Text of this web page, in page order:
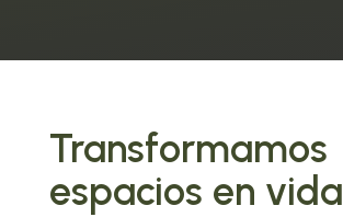
Transformamos
espacios en vida